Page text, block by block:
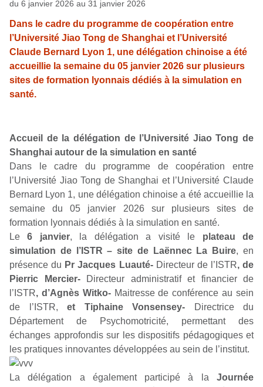
du 6 janvier 2026 au 31 janvier 2026
Dans le cadre du programme de coopération entre
l’Université Jiao Tong de Shanghai et l’Université
Claude Bernard Lyon 1, une délégation chinoise a été
accueillie la semaine du 05 janvier 2026 sur plusieurs
sites de formation lyonnais dédiés à la simulation en
santé.
Accueil de la délégation de l’Université Jiao Tong de
Shanghai autour de la simulation en santé
Dans le cadre du programme de coopération entre
l’Université Jiao Tong de Shanghai et l’Université Claude
Bernard Lyon 1, une délégation chinoise a été accueillie la
semaine du 05 janvier 2026 sur plusieurs sites de
formation lyonnais dédiés à la simulation en santé.
Le6 janvier, la délégation a visité le plateau de
simulation de l’ISTR – site de Laënnec La Buire, en
présence du Pr Jacques Luauté- Directeur de l’ISTR, de
Pierric Mercier-
Directeur administratif et financier de
l’ISTR, d’Agnès Witko- Maitresse de conférence au sein
de l’ISTR, et Tiphaine Vonsensey-
Directrice du
Département de Psychomotricité, permettant des
échanges approfondis sur les dispositifs pédagogiques et
les pratiques innovantes développées au sein de l’institut.
La délégation a également participé à la Journée